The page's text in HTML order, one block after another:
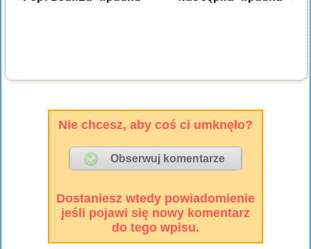
Nie chcesz, aby coś ci umknęło?
Dostaniesz wtedy powiadomienie
jeśli pojawi się nowy komentarz
do tego wpisu.